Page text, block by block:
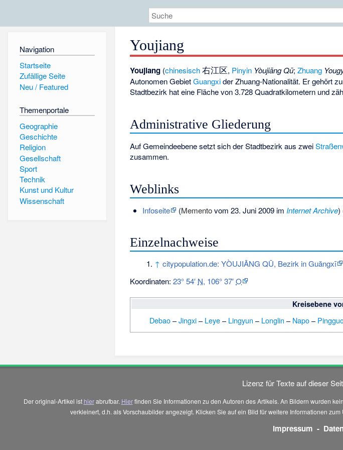
Navigation
Startseite
Zufällige Seite
Neu / Featured
Themenportale
Geographie
Geschichte
Religion
Gesellschaft
Sport
Technik
Kunst und Kultur
Wissenschaft
Youjiang
Youjiang (chinesisch 右江区, Pinyin Yòujiāng Qū;Zhuang
Autonomen GebietGuangxider Zhuang-Nationalität. Er gehört
Stadtbezirk hat eine Fläche von 3.728 Quadratkilometern und
Administrative Gliederung
Auf Gemeindeebene setzt sich der Stadtbezirk aus zwei
zusammen.
Weblinks
Infoseite (Mementovom 23. Juni 2009 im Internet Archive)
Einzelnachweise
↑ citypopulation.de: YÒUJIĀNG QŪ, Bezirk in Guăngxī
Koordinaten:23° 54′ N, 106° 37′O
Kreisebene
Debao–Jingxi– Leye– Lingyun – Longlin – Napo–
Lizenz für Texte auf dieser
Der original-Artikel ist hierabrufbar. Hierfinden Sie Informationen zu den Autoren des Artikels. An Bildern wurden
verkleinert, d.h. als Vorschaubilder angezeigt. Klicken Sie auf ein Bild für weitere Informationen
Impressum -